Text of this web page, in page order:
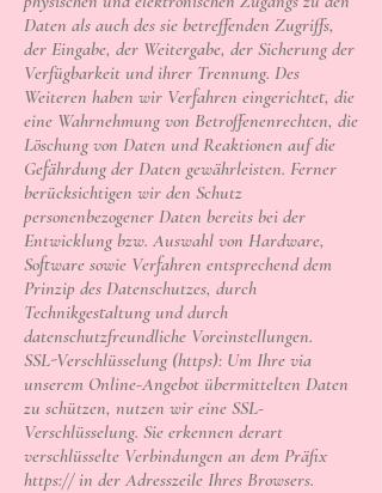
Daten als auch des sie betreffenden Zugriffs,
der Eingabe, der Weitergabe, der Sicherung der
Verfügbarkeit und ihrer Trennung. Des
Weiteren haben wir Verfahren eingerichtet, die
eine Wahrnehmung von Betroffenenrechten, die
Löschung von Daten und Reaktionen auf die
Gefährdung der Daten gewährleisten. Ferner
berücksichtigen wir den Schutz
personenbezogener Daten bereits bei der
Entwicklung bzw. Auswahl von Hardware,
Software sowie Verfahren entsprechend dem
Prinzip des Datenschutzes, durch
Technikgestaltung und durch
datenschutzfreundliche Voreinstellungen.
SSL-Verschlüsselung (https): Um Ihre via
unserem Online-Angebot übermittelten Daten
zu schützen, nutzen wir eine SSL-
Verschlüsselung. Sie erkennen derart
verschlüsselte Verbindungen an dem Präfix
https:// in der Adresszeile Ihres Browsers.